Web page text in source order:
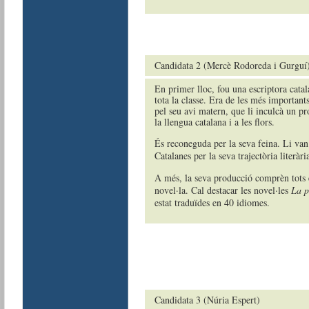
Candidata 2 (Mercè Rodoreda i
En primer lloc, fou una escriptora
tota la classe. Era de les més
pel seu avi matern, que li inculcà un
la llengua catalana i a les flors.
És reconeguda per la seva feina. Li
Catalanes per la seva trajectòria
A més, la seva producció comprèn
novel·la. Cal destacar les novel·les La
estat traduïdes en 40 idiomes.
Candidata 3 (Núria Espert)